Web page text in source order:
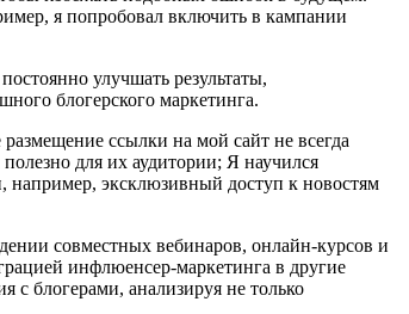
я попробовал включить в кампании
улучшать результаты,
блогерского маркетинга.
ссылки на мой сайт не всегда
для их аудитории; Я научился
например, эксклюзивный доступ к новостям
совместных вебинаров, онлайн-курсов и
инфлюенсер-маркетинга в другие
с блогерами, анализируя не только